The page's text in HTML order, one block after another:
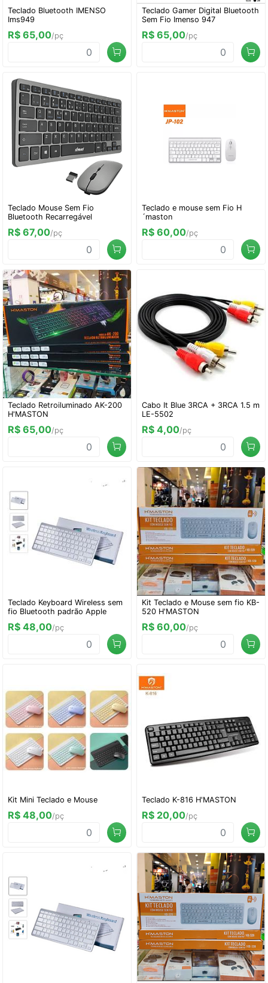
Teclado Bluetooth IMENSO
Ims949
R$ 65,00/pç
Teclado Gamer Digital Bluetooth
Sem Fio Imenso 947
R$ 65,00/pç
Teclado Mouse Sem Fio
Bluetooth Recarregável
R$ 67,00/pç
Teclado e mouse sem Fio H
´maston
R$ 60,00/pç
Teclado Retroiluminado AK-200
H'MASTON
R$ 65,00/pç
Cabo It Blue 3RCA + 3RCA 1.5 m
LE-5502
R$ 4,00/pç
Teclado Keyboard Wireless sem
fio Bluetooth padrão Apple
R$ 48,00/pç
Kit Teclado e Mouse sem fio KB-
520 H'MASTON
R$ 60,00/pç
Kit Mini Teclado e Mouse
R$ 48,00/pç
Teclado K-816 H'MASTON
R$ 20,00/pç